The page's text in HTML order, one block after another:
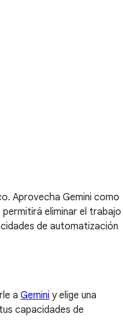
Aprovecha Gemini como
eliminar el trabajo
de automatización
a Gemini y elige una
capacidades de